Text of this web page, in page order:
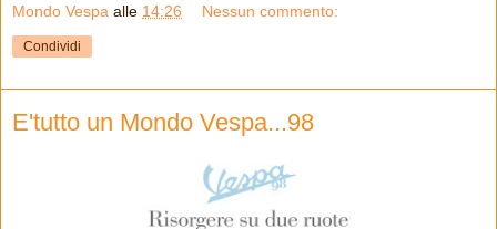
Mondo Vespa alle 14:26 Nessun commento:
Condividi
E'tutto un Mondo Vespa...98